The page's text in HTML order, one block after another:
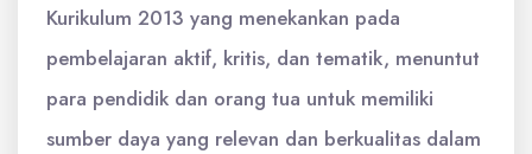
Kurikulum 2013 yang menekankan pada
pembelajaran aktif, kritis, dan tematik, menuntut
para pendidik dan orang tua untuk memiliki
sumber daya yang relevan dan berkualitas dalam